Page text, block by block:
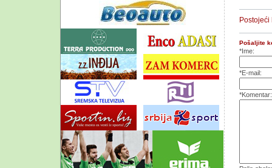
Postojeći
Pošaljite
*Ime:
*E-mail:
*Komentar: